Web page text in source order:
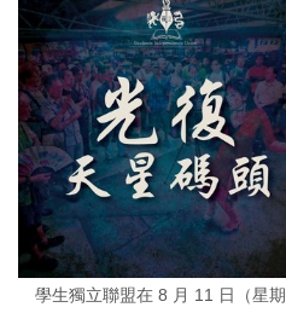
學生獨立聯盟在 8 月 11 日（星